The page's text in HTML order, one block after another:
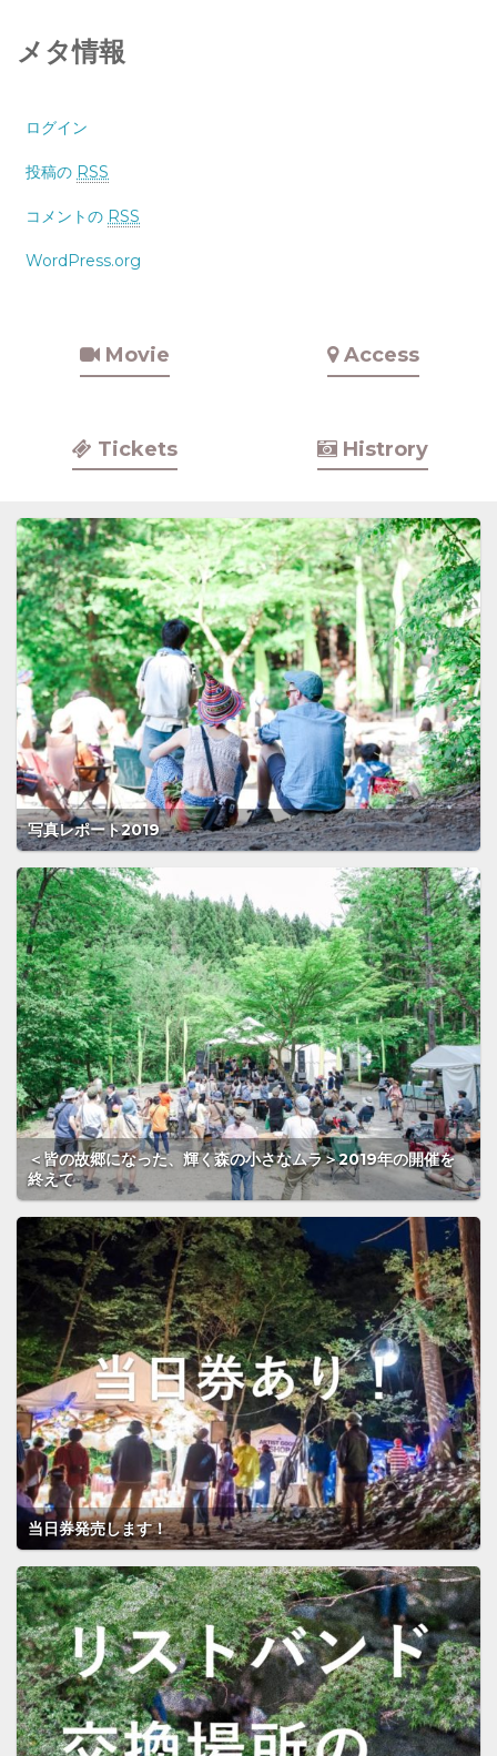
メタ情報
ログイン
投稿の RSS
コメントの RSS
WordPress.org
Movie Access
Tickets Histrory
写真レポート2019
＜皆の故郷になった、輝く森の小さなムラ＞2019年の開催を
終えて
当日券発売します！